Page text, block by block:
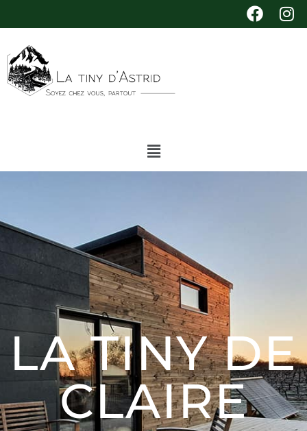
LA TINY DE
CLAIRE